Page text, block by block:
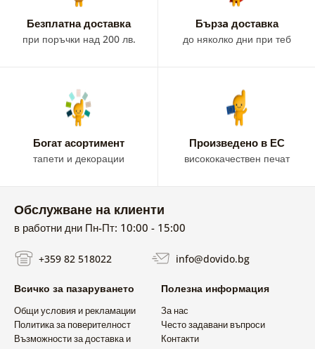
Безплатна доставка
при поръчки над 200 лв.
Бързa доставка
до няколко дни при теб
Богат асортимент
тапети и декорации
Произведено в ЕС
висококачествен печат
Обслужване на клиенти
в работни дни Пн-Пт: 10:00 - 15:00
+359 82 518022 info@dovido.bg
Всичко за пазаруването
Общи условия и рекламации
Политика за поверителност
Възможности за доставка и
Полезна информация
За нас
Често задавани въпроси
Контакти